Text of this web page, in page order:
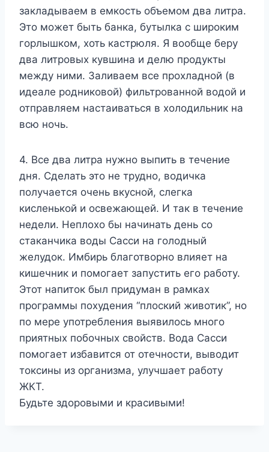
закладываем в емкость объемом два литра.
Это может быть банка, бутылка с широким
горлышком, хоть кастрюля. Я вообще беру
два литровых кувшина и делю продукты
между ними. Заливаем все прохладной (в
идеале родниковой) фильтрованной водой и
отправляем настаиваться в холодильник на
всю ночь.
4. Все два литра нужно выпить в течение
дня. Сделать это не трудно, водичка
получается очень вкусной, слегка
кисленькой и освежающей. И так в течение
недели. Неплохо бы начинать день со
стаканчика воды Сасси на голодный
желудок. Имбирь благотворно влияет на
кишечник и помогает запустить его работу.
Этот напиток был придуман в рамках
программы похудения “плоский животик”, но
по мере употребления выявилось много
приятных побочных свойств. Вода Сасси
помогает избавится от отечности, выводит
токсины из организма, улучшает работу
ЖКТ.
Будьте здоровыми и красивыми!